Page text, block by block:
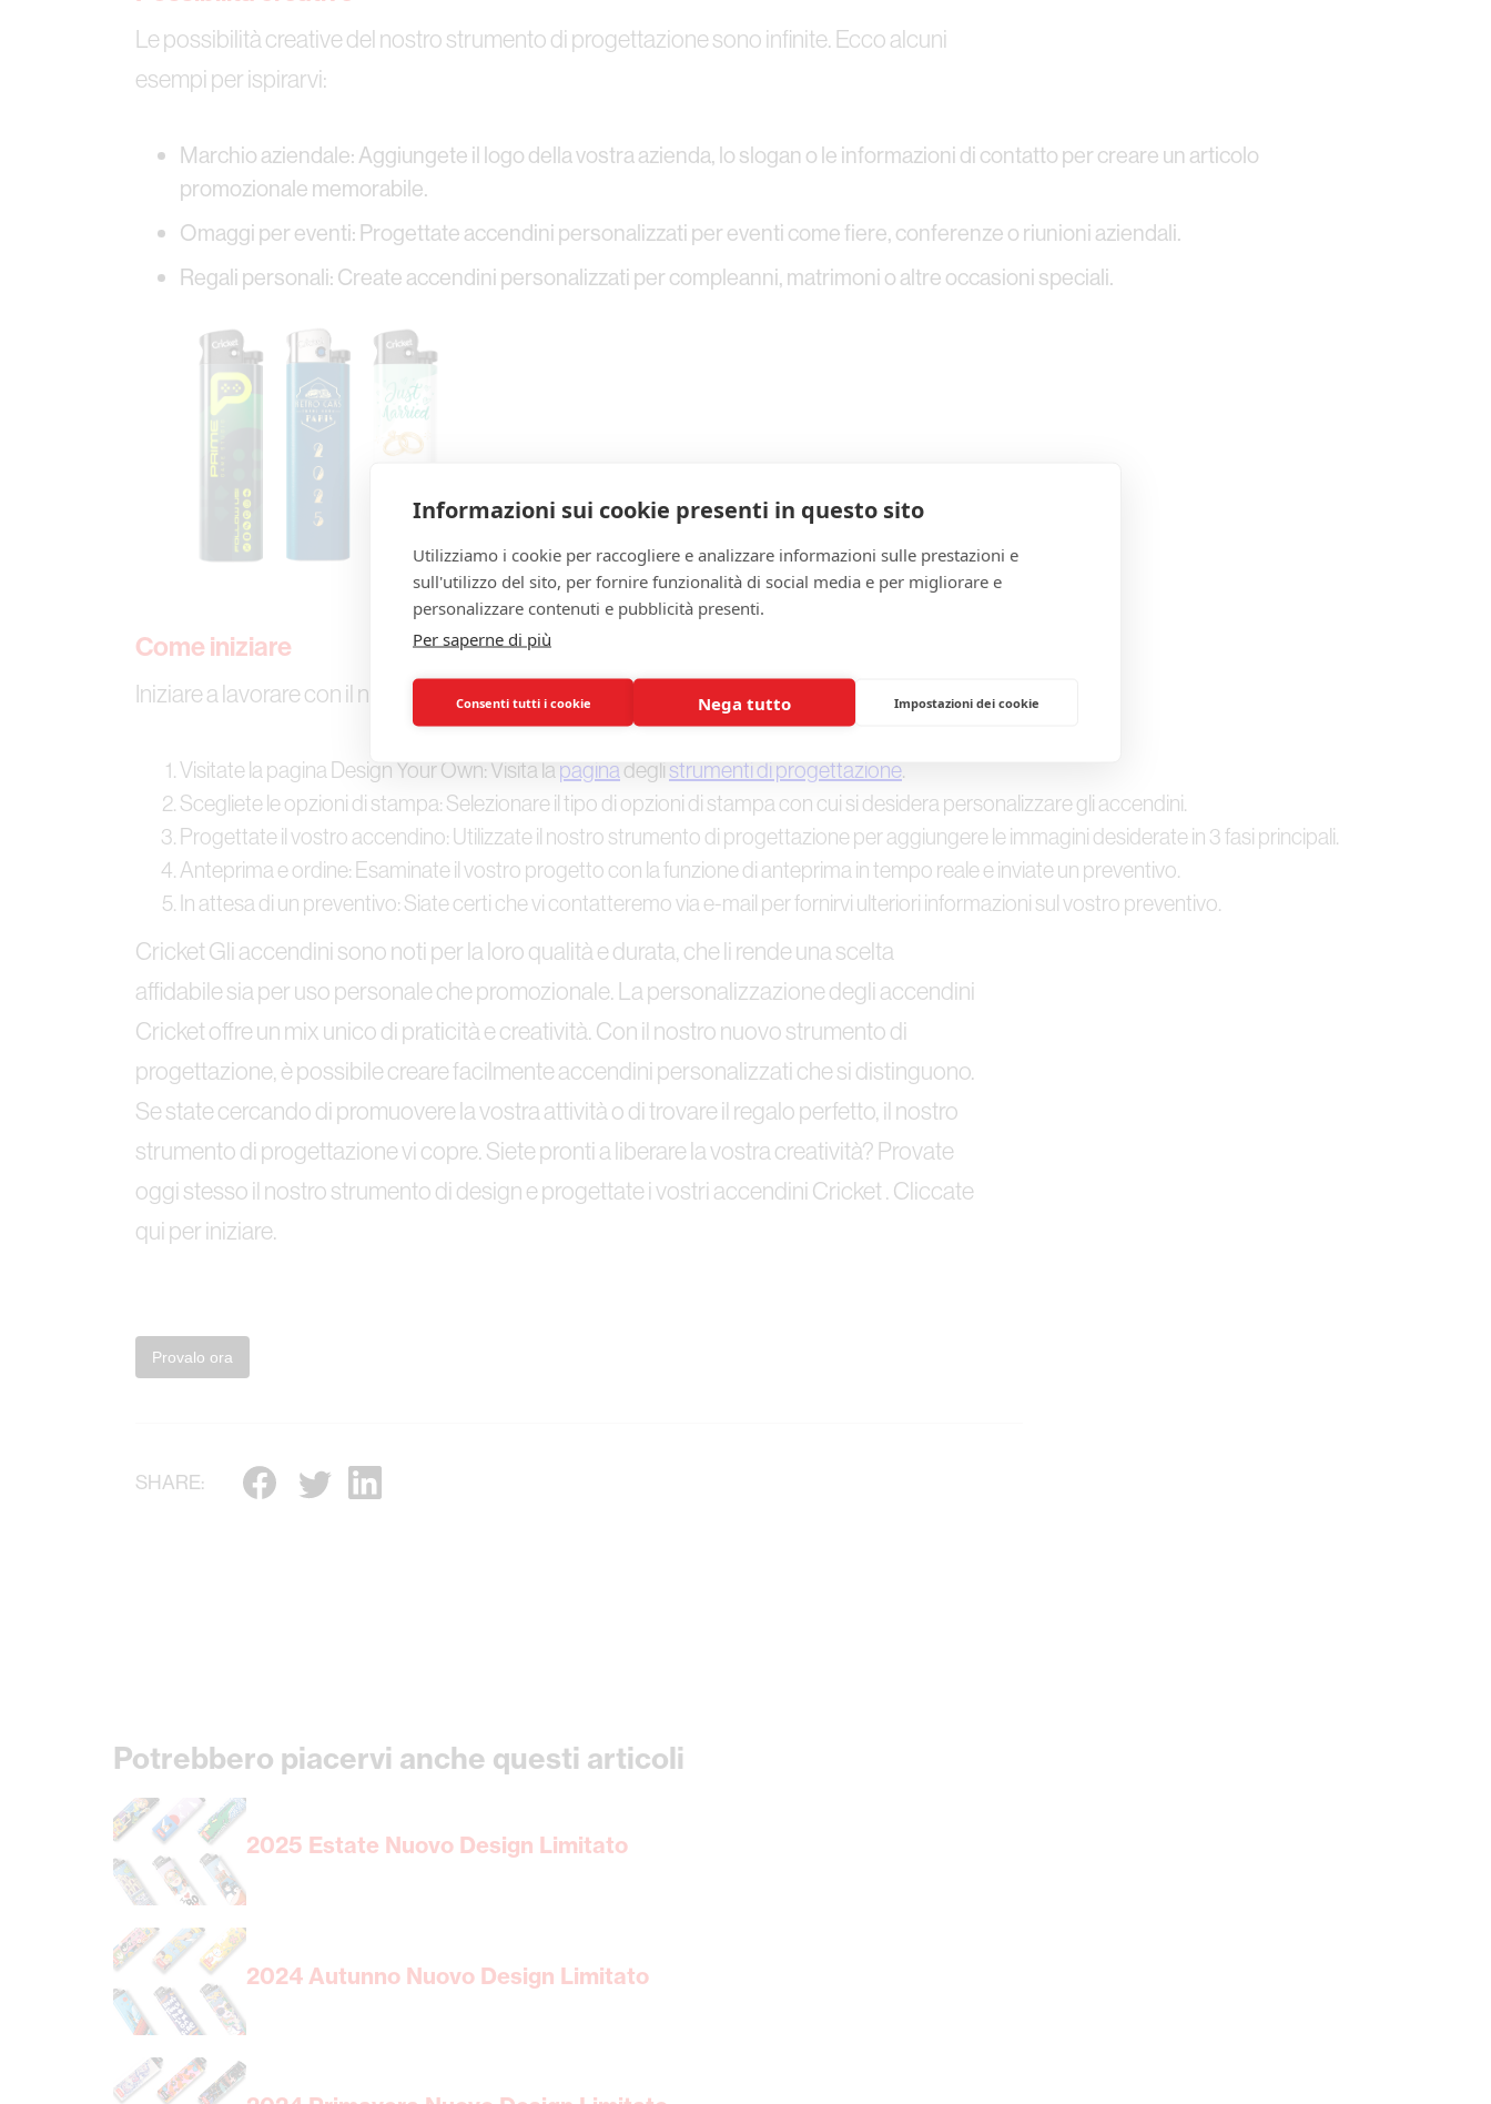
Informazioni sui cookie presenti in questo sito
Utilizziamo i cookie per raccogliere e analizzare informazioni sulle prestazioni e
sull'utilizzo del sito, per fornire funzionalità di social media e per migliorare e
personalizzare contenuti e pubblicità presenti.
Per saperne di più
Consenti tutti i cookie Nega tutto Impostazioni dei cookie
Le possibilità creative del nostro strumento di progettazione sono infinite. Ecco alcuni
esempi per ispirarvi:
Marchio aziendale: Aggiungete il logo della vostra azienda, lo slogan o le informazioni di contatto per creare un articolo
promozionale memorabile.
Omaggi per eventi: Progettate accendini personalizzati per eventi come fiere, conferenze o riunioni aziendali.
Regali personali: Create accendini personalizzati per compleanni, matrimoni o altre occasioni speciali.
Come iniziare
Iniziare a lavorare con il nostro strumento di progettazione è facile. È sufficiente:
Visitate la pagina Design Your Own: Visita lapaginadeglistrumenti di progettazione.
Scegliete le opzioni di stampa: Selezionare il tipo di opzioni di stampa con cui si desidera personalizzare gli accendini.
Progettate il vostro accendino: Utilizzate il nostro strumento di progettazione per aggiungere le immagini desiderate in 3 fasi principali.
Anteprima e ordine: Esaminate il vostro progetto con la funzione di anteprima in tempo reale e inviate un preventivo.
In attesa di un preventivo: Siate certi che vi contatteremo via e-mail per fornirvi ulteriori informazioni sul vostro preventivo.
Cricket Gli accendini sono noti per la loro qualità e durata, che li rende una scelta
affidabile sia per uso personale che promozionale. La personalizzazione degli accendini
Cricket offre un mix unico di praticità e creatività. Con il nostro nuovo strumento di
progettazione, è possibile creare facilmente accendini personalizzati che si distinguono.
Se state cercando di promuovere la vostra attività o di trovare il regalo perfetto, il nostro
strumento di progettazione vi copre. Siete pronti a liberare la vostra creatività? Provate
oggi stesso il nostro strumento di design e progettate i vostri accendini Cricket . Cliccate
qui per iniziare.
Provalo ora
SHARE:
Potrebbero piacervi anche questi articoli
2025 Estate Nuovo Design Limitato
2024 Autunno Nuovo Design Limitato